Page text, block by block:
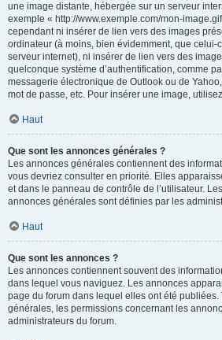
une image distante, hébergée sur un serveur
exemple « http://www.exemple.com/mon-
cependant ni insérer de lien vers des images
ordinateur (à moins, bien évidemment, que celui-
serveur internet), ni insérer de lien vers des
quelconque système d’authentification, comme
messagerie électronique de Outlook ou de
mot de passe, etc. Pour insérer une image,
Haut
Que sont les annonces générales ?
Les annonces générales contiennent des
vous devriez consulter en priorité. Elles
et dans le panneau de contrôle de l’utilisateur.
annonces générales sont définies par les
Haut
Que sont les annonces ?
Les annonces contiennent souvent des
dans lequel vous naviguez. Les annonces
page du forum dans lequel elles ont été publiées.
générales, les permissions concernant les
administrateurs du forum.